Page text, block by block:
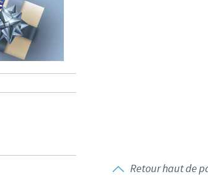
autre site du groupe.
médicales varient d'un pays à un autre. En
du site sur lequel vous entrez pourraient ne pas être
Retour haut de